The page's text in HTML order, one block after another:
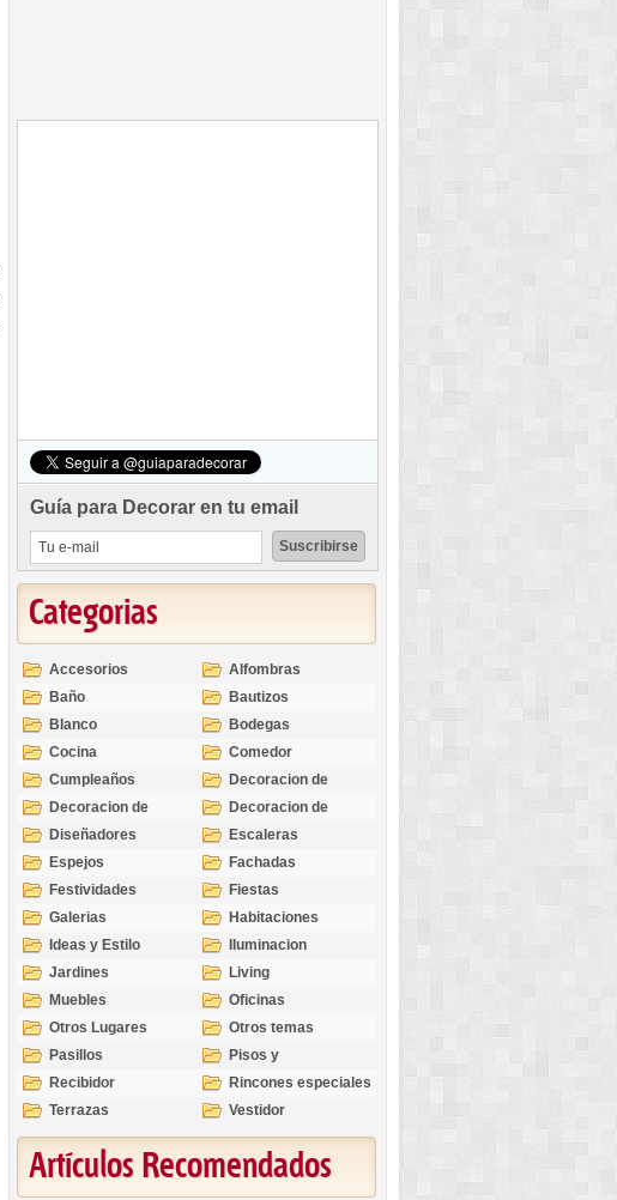
Guía para Decorar en tu email
Categorias
Accesorios
Alfombras
Baño
Bautizos
Blanco
Bodegas
Cocina
Comedor
Cumpleaños
Decoracion de
Exteriores
Decoracion de
Interiores
Decoracion de
Ocasiones
Diseñadores
Escaleras
Espejos
Fachadas
Festividades
Fiestas
Galerias
Habitaciones
Ideas y Estilo
Iluminacion
Jardines
Living
Muebles
Oficinas
Otros Lugares
Otros temas
Pasillos
Pisos y
revestimientos
Recibidor
Rincones especiales
Terrazas
Vestidor
Artículos Recomendados